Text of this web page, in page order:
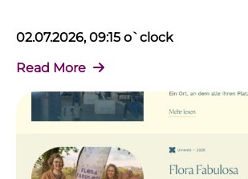
02.07.2026, 09:15 o`clock
Read More